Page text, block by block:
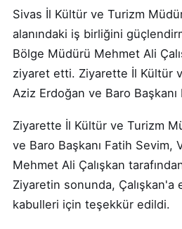
Sivas İl Kültür ve Turizm
alanındaki iş birliğini
Bölge Müdürü Mehmet Ali
ziyaret etti. Ziyarette İl Kültür
Aziz Erdoğan ve Baro Başkanı
Ziyarette İl Kültür ve Turizm
ve Baro Başkanı Fatih Sevim,
Mehmet Ali Çalışkan
Ziyaretin sonunda, Çalışkan'a
kabulleri için teşekkür edildi.